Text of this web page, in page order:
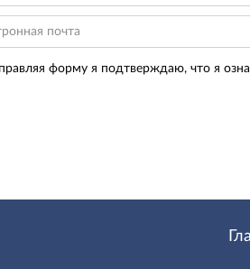
почта
форму я подтверждаю, что я